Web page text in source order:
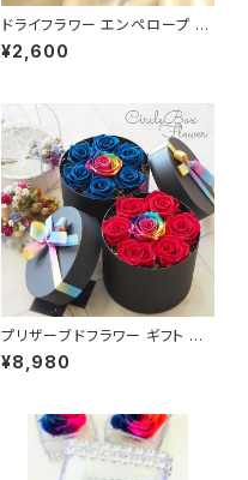
ドライフラワー エンペロープ 壁
掛け ミニブーケ 可愛いボックス
卒園 退職 誕生日 いろんな用途
¥2,600
プリザーブドフラワー ギフト レ
インボーローズ レッドローズ ブ
ルーローズ ２カラー サークルボ
い 卒業 成人式 ブライダルプレ
ゼント
¥8,980